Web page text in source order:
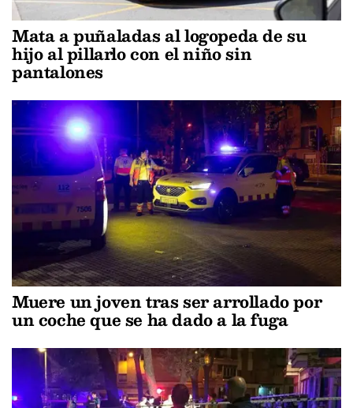
Mata a puñaladas al logopeda de su
hijo al pillarlo con el niño sin
pantalones
Muere un joven tras ser arrollado por
un coche que se ha dado a la fuga